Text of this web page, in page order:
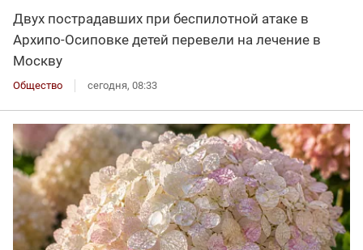
Двух пострадавших при беспилотной атаке в
Архипо-Осиповке детей перевели на лечение в
Москву
Общество сегодня, 08:33